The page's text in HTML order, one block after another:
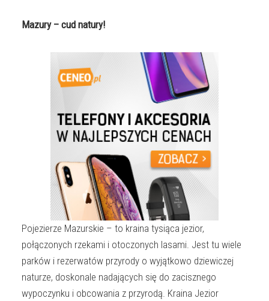
Mazury – cud natury!
Pojezierze Mazurskie – to kraina tysiąca jezior,
połączonych rzekami i otoczonych lasami. Jest tu wiele
parków i rezerwatów przyrody o wyjątkowo dziewiczej
naturze, doskonale nadających się do zacisznego
wypoczynku i obcowania z przyrodą. Kraina Jezior